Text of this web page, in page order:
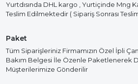
Yurtdısında DHL kargo , Yurtiçinde Mng
Teslim Edilmektedir ( Sipariş Sonrası
Paket
Tüm Siparişleriniz Firmamızın Özel İpli
Bakım Belgesi İle Özenle Paketlenerek
Müşterilerimize Gönderilir